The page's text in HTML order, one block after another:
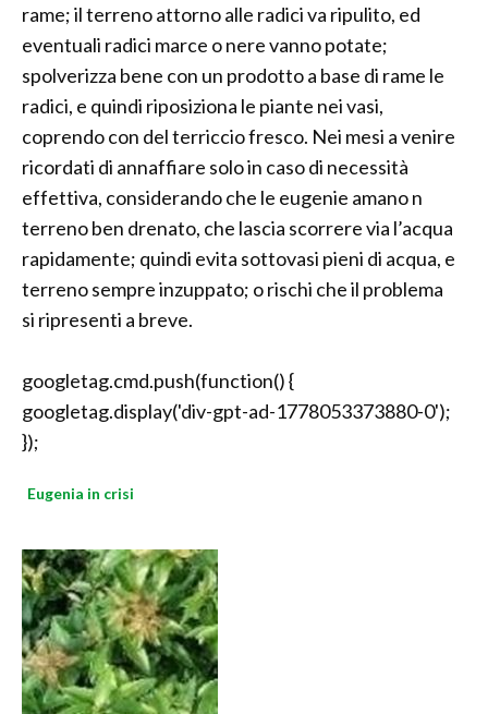
rame; il terreno attorno alle radici va ripulito, ed
eventuali radici marce o nere vanno potate;
spolverizza bene con un prodotto a base di rame le
radici, e quindi riposiziona le piante nei vasi,
coprendo con del terriccio fresco. Nei mesi a venire
ricordati di annaffiare solo in caso di necessità
effettiva, considerando che le eugenie amano n
terreno ben drenato, che lascia scorrere via l’acqua
rapidamente; quindi evita sottovasi pieni di acqua, e
terreno sempre inzuppato; o rischi che il problema
si ripresenti a breve.
googletag.cmd.push(function() {
googletag.display('div-gpt-ad-1778053373880-0');
});
Eugenia in crisi